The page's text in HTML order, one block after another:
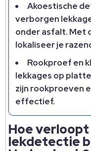
Akoestische
verborgen
onder asfalt. Met
lokaliseer je
Rookproef en
lekkages op
zijn rookproeven
effectief.
Hoe
lekdetectie